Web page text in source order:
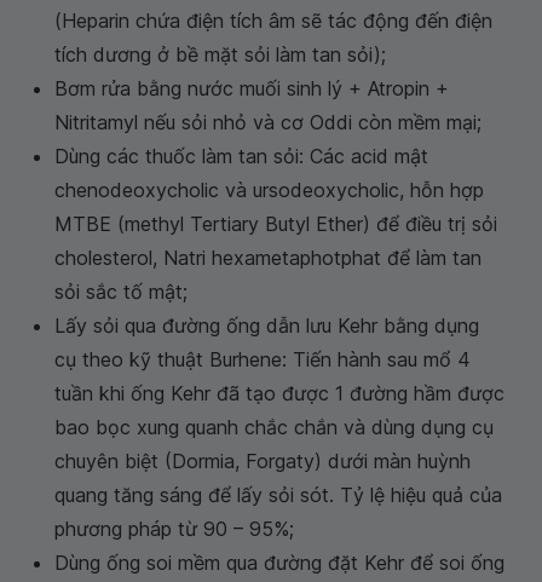
(Heparin chứa điện tích âm sẽ tác động đến điện
tích dương ở bề mặt sỏi làm tan sỏi);
Bơm rửa bằng nước muối sinh lý + Atropin +
Nitritamyl nếu sỏi nhỏ và cơ Oddi còn mềm mại;
Dùng các thuốc làm tan sỏi: Các acid mật
chenodeoxycholic và ursodeoxycholic, hỗn hợp
MTBE (methyl Tertiary Butyl Ether) để điều trị sỏi
cholesterol, Natri hexametaphotphat để làm tan
sỏi sắc tố mật;
Lấy sỏi qua đường ống dẫn lưu Kehr bằng dụng
cụ theo kỹ thuật Burhene: Tiến hành sau mổ 4
tuần khi ống Kehr đã tạo được 1 đường hầm được
bao bọc xung quanh chắc chắn và dùng dụng cụ
chuyên biệt (Dormia, Forgaty) dưới màn huỳnh
quang tăng sáng để lấy sỏi sót. Tỷ lệ hiệu quả của
phương pháp từ 90 – 95%;
Dùng ống soi mềm qua đường đặt Kehr để soi ống